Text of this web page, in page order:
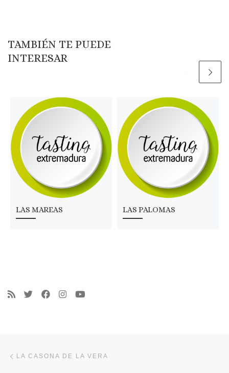
TAMBIÉN TE PUEDE
INTERESAR
LAS MAREAS LAS PALOMAS
LA CASONA DE LA VERA